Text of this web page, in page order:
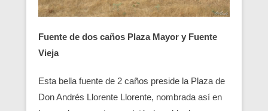
Fuente de dos caños Plaza Mayor y Fuente
Vieja
Esta bella fuente de 2 caños preside la Plaza de
Don Andrés Llorente Llorente, nombrada así en